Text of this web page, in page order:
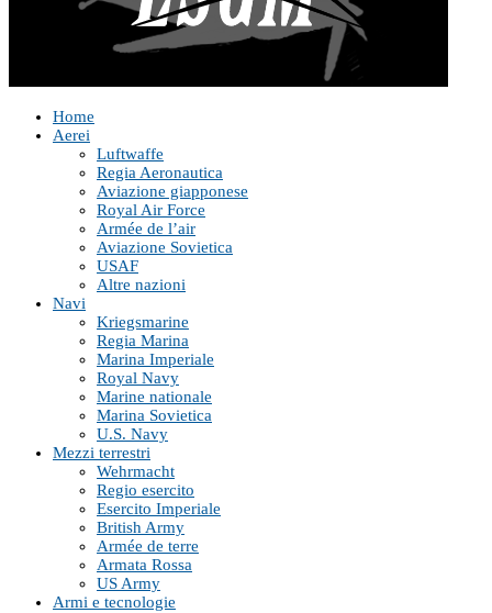
Home
Aerei
Luftwaffe
Regia Aeronautica
Aviazione giapponese
Royal Air Force
Armée de l’air
Aviazione Sovietica
USAF
Altre nazioni
Navi
Kriegsmarine
Regia Marina
Marina Imperiale
Royal Navy
Marine nationale
Marina Sovietica
U.S. Navy
Mezzi terrestri
Wehrmacht
Regio esercito
Esercito Imperiale
British Army
Armée de terre
Armata Rossa
US Army
Armi e tecnologie